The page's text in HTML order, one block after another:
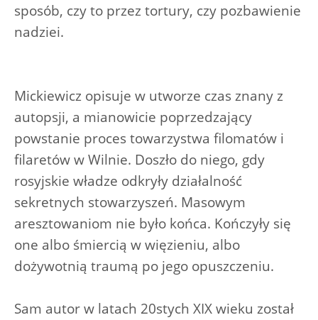
sposób, czy to przez tortury, czy pozbawienie
nadziei.
Mickiewicz opisuje w utworze czas znany z
autopsji, a mianowicie poprzedzający
powstanie proces towarzystwa filomatów i
filaretów w Wilnie. Doszło do niego, gdy
rosyjskie władze odkryły działalność
sekretnych stowarzyszeń. Masowym
aresztowaniom nie było końca. Kończyły się
one albo śmiercią w więzieniu, albo
dożywotnią traumą po jego opuszczeniu.
Sam autor w latach 20stych XIX wieku został